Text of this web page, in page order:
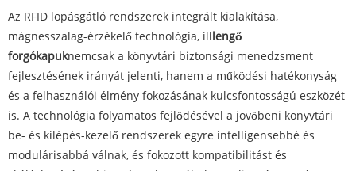
Az RFID lopásgátló rendszerek integrált kialakítása,
mágnesszalag-érzékelő technológia, illlengő
forgókapuknemcsak a könyvtári biztonsági menedzsment
fejlesztésének irányát jelenti, hanem a működési hatékonyság
és a felhasználói élmény fokozásának kulcsfontosságú eszközét
is. A technológia folyamatos fejlődésével a jövőbeni könyvtári
be- és kilépés-kezelő rendszerek egyre intelligensebbé és
modulárisabbá válnak, és fokozott kompatibilitást és